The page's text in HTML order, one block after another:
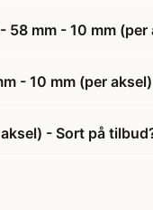
mm - 10 mm (per
- 10 mm (per
- Sort på